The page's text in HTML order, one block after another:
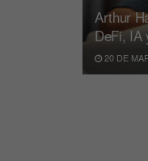
Arthur
DeFi, IA
20 DE